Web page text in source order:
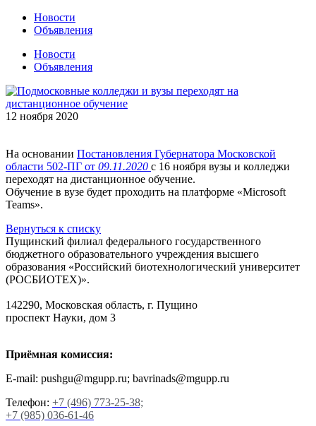
Новости
Объявления
Новости
Объявления
12 ноября 2020
На основании Постановления Губернатора Московской
области 502-ПГ от 09.11.2020 с 16 ноября вузы и колледжи
переходят на дистанционное обучение.
Обучение в вузе будет проходить на платформе «Microsoft
Teams».
Вернуться к списку
Пущинский филиал федерального государственного
бюджетного образовательного учреждения высшего
образования «Российский биотехнологический университет
(РОСБИОТЕХ)».
142290, Московская область, г. Пущино
проспект Науки, дом 3
Приёмная комиссия:
E-mail: pushgu@mgupp.ru; bavrinads@mgupp.ru
Телефон: +7 (496) 773-25-38;
+7 (985) 036-61-46